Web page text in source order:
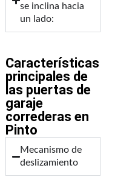
se inclina hacia
un lado:
Características
principales de
las puertas de
garaje
correderas en
Pinto
Mecanismo de
deslizamiento